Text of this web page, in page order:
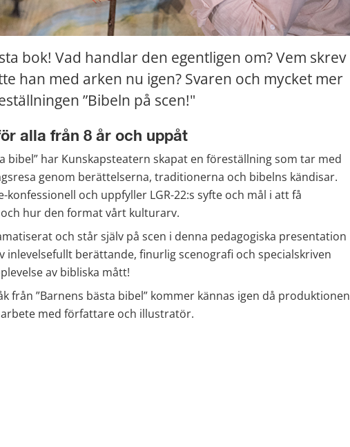
bok! Vad handlar den egentligen om? Vem skrev
han med arken nu igen? Svaren och mycket mer
”Bibeln på scen!"
alla från 8 år och uppåt
bibel” har Kunskapsteatern skapat en föreställning som tar med
genom berättelserna, traditionerna och bibelns kändisar.
konfessionell och uppfyller LGR-22:s syfte och mål i att få
hur den format vårt kulturarv.
och står själv på scen i denna pedagogiska presentation
inlevelsefullt berättande, finurlig scenografi och specialskriven
av bibliska mått!
från ”Barnens bästa bibel” kommer kännas igen då produktionen
med författare och illustratör.